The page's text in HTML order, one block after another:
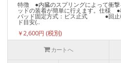
特徴 ●内臓のスプリングによって
ッドの装着が簡単に行えます。仕
パッド固定方式：ビス止式 ●回
ド目安(..
￥2,600円
カートへ